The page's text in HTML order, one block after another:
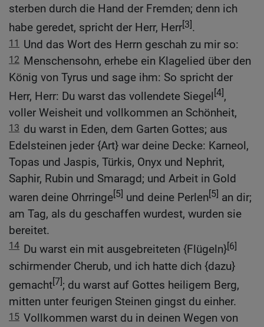
sterben durch die Hand der Fremden; denn ich
habe geredet, spricht der Herr, Herr[3].
11 Und das Wort des Herrn geschah zu mir so:
12 Menschensohn, erhebe ein Klagelied über den
König von Tyrus und sage ihm: So spricht der
Herr, Herr: Du warst das vollendete Siegel [4],
voller Weisheit und vollkommen an Schönheit,
13 du warst in Eden, dem Garten Gottes; aus
Edelsteinen jeder {Art} war deine Decke: Karneol,
Topas und Jaspis, Türkis, Onyx und Nephrit,
Saphir, Rubin und Smaragd; und Arbeit in Gold
waren deine Ohrringe[5] und deine Perlen[5] an dir;
am Tag, als du geschaffen wurdest, wurden sie
bereitet.
14 Du warst ein mit ausgebreiteten {Flügeln}[6]
schirmender Cherub, und ich hatte dich {dazu}
gemacht[7]; du warst auf Gottes heiligem Berg,
mitten unter feurigen Steinen gingst du einher.
15 Vollkommen warst du in deinen Wegen von